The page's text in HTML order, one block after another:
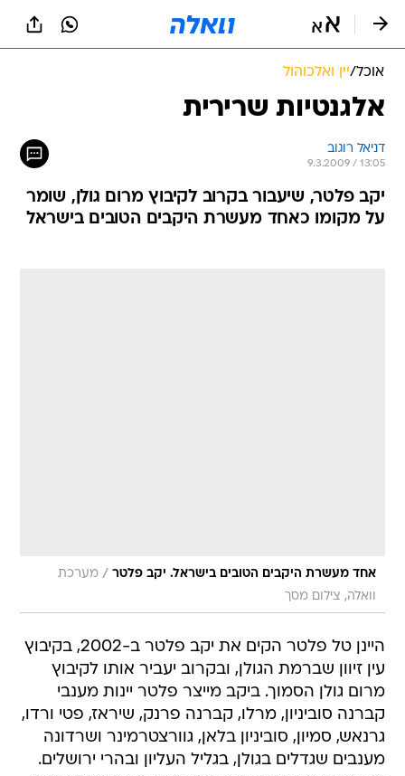
אוכל/יין ואלכוהול
אלגנטיות שרירית
דניאל רוגוב
9.3.2009 / 13:05
יקב פלטר, שיעבור בקרוב לקיבוץ מרום גולן, שומר
על מקומו כאחד מעשרת היקבים הטובים בישראל
אחד מעשרת היקבים הטובים בישראל. יקב פלטר / מערכת
וואלה, צילום מסך
היינן טל פלטר הקים את יקב פלטר ב-2002, בקיבוץ
עין זיוון שברמת הגולן, ובקרוב יעביר אותו לקיבוץ
מרום גולן הסמוך. ביקב מייצר פלטר יינות מענבי
קברנה סוביניון, מרלו, קברנה פרנק, שיראז, פטי ורדו,
גרנאש, סמיון, סוביניון בלאן, גוורצטרמינר ושרדונה
מענבים שגדלים בגולן, בגליל העליון ובהרי ירושלים.